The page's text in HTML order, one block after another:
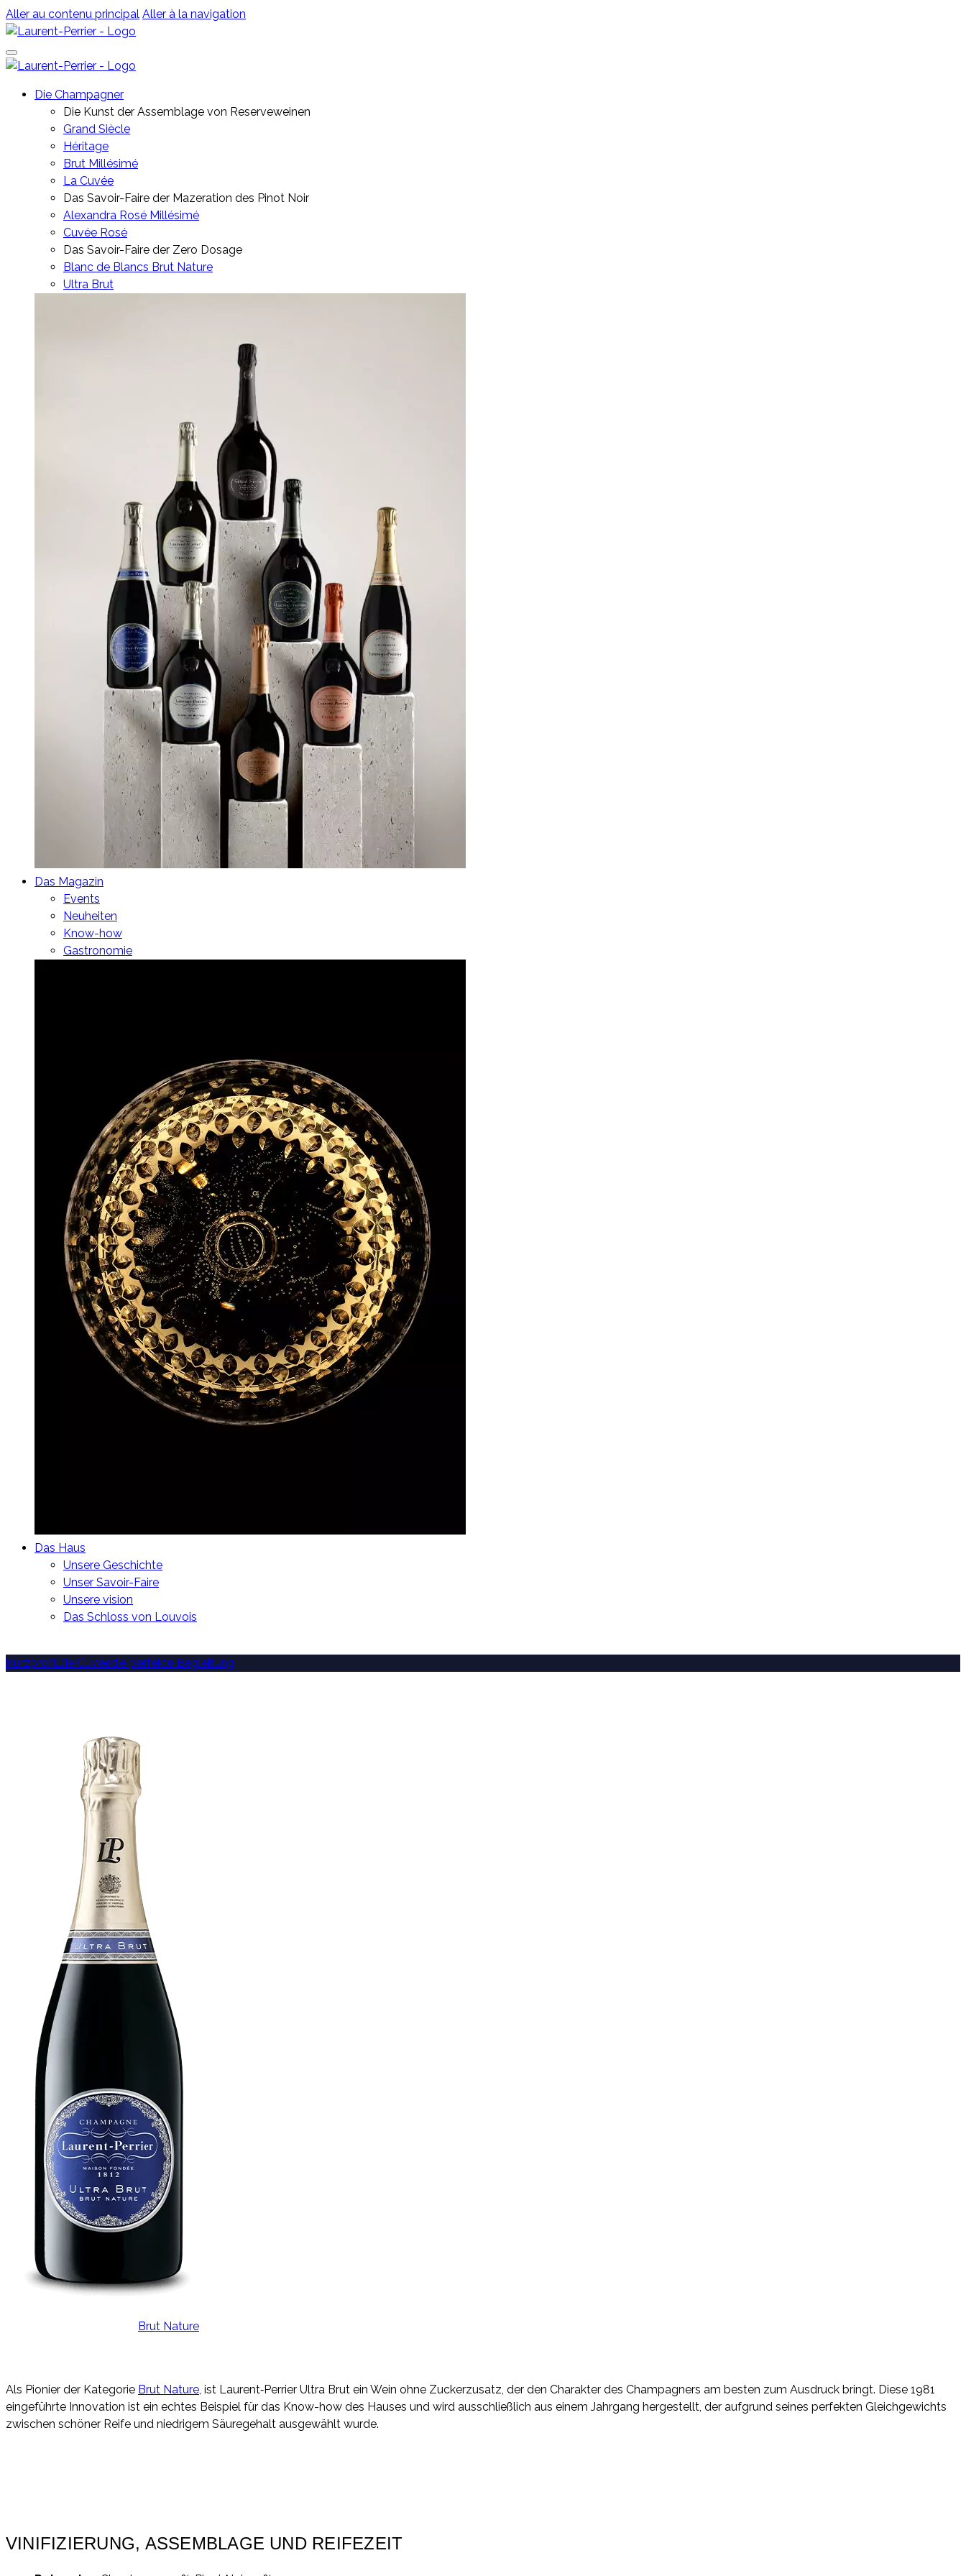
Aller au contenu principal Aller à la navigation
Die Champagner
Die Kunst der Assemblage von Reserveweinen
Grand Siècle
Héritage
Brut Millésimé
La Cuvée
Das Savoir-Faire der Mazeration des Pinot Noir
Alexandra Rosé Millésimé
Cuvée Rosé
Das Savoir-Faire der Zero Dosage
Blanc de Blancs Brut Nature
Ultra Brut
Das Magazin
Events
Neuheiten
Know-how
Gastronomie
Das Haus
Unsere Geschichte
Unser Savoir-Faire
Unsere vision
Das Schloss von Louvois
KurzprofilDie Cuvéedie perfekte Begleitung
Brut Nature
Als Pionier der Kategorie Brut Nature, ist Laurent‑Perrier Ultra Brut ein Wein ohne Zuckerzusatz, der den Charakter des Champagners am besten zum Ausdruck bringt. Diese 1981
eingeführte Innovation ist ein echtes Beispiel für das Know-how des Hauses und wird ausschließlich aus einem Jahrgang hergestellt, der aufgrund seines perfekten Gleichgewichts
zwischen schöner Reife und niedrigem Säuregehalt ausgewählt wurde.
VINIFIZIERUNG, ASSEMBLAGE UND REIFEZEIT